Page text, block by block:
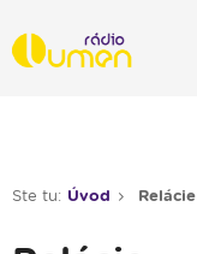
Ste tu: Úvod Relácie